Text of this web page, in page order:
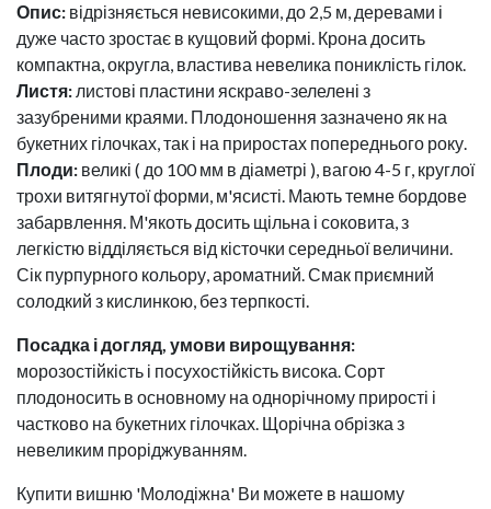
Опис: відрізняється невисокими, до 2,5 м, деревами і
дуже часто зростає в кущовий формі. Крона досить
компактна, округла, властива невелика пониклість гілок.
Листя: листові пластини яскраво-зелелені з
зазубреними краями. Плодоношення зазначено як на
букетних гілочках, так і на приростах попереднього року.
Плоди: великі ( до 100 мм в діаметрі ), вагою 4-5 г, круглої
трохи витягнутої форми, м'ясисті. Мають темне бордове
забарвлення. М'якоть досить щільна і соковита, з
легкістю відділяється від кісточки середньої величини.
Сік пурпурного кольору, ароматний. Смак приємний
солодкий з кислинкою, без терпкості.
Посадка і догляд, умови вирощування:
морозостійкість і посухостійкість висока. Сорт
плодоносить в основному на однорічному прирості і
частково на букетних гілочках. Щорічна обрізка з
невеликим проріджуванням.
Купити вишню 'Молодіжна' Ви можете в нашому